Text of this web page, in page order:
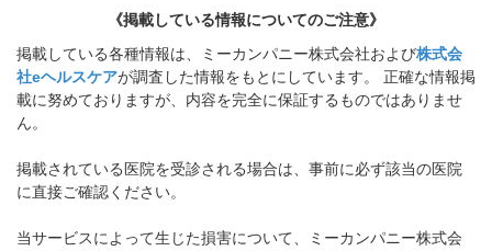
《掲載している情報についてのご注意》
掲載している各種情報は、ミーカンパニー株式会社および株式会
社eヘルスケアが調査した情報をもとにしています。 正確な情報掲
載に努めておりますが、内容を完全に保証するものではありませ
ん。
掲載されている医院を受診される場合は、事前に必ず該当の医院
に直接ご確認ください。
当サービスによって生じた損害について、ミーカンパニー株式会